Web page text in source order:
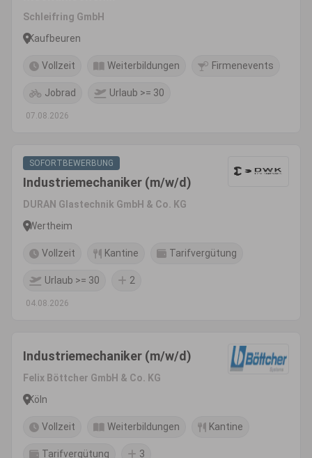
Produktionsbereich (m/w/d)
Schleifring GmbH
Kaufbeuren
Vollzeit Weiterbildungen Firmenevents
Jobrad Urlaub >= 30
07.08.2026
SOFORTBEWERBUNG
Industriemechaniker (m/w/d)
DURAN Glastechnik GmbH & Co. KG
Wertheim
Vollzeit Kantine Tarifvergütung
Urlaub >= 30 2
04.08.2026
Industriemechaniker (m/w/d)
Felix Böttcher GmbH & Co. KG
Köln
Vollzeit Weiterbildungen Kantine
Tarifvergütung 3